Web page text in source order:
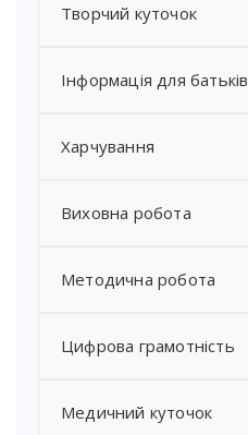
Творчий куточок
Інформація для батьків
Харчування
Виховна робота
Методична робота
Цифрова грамотність
Медичний куточок